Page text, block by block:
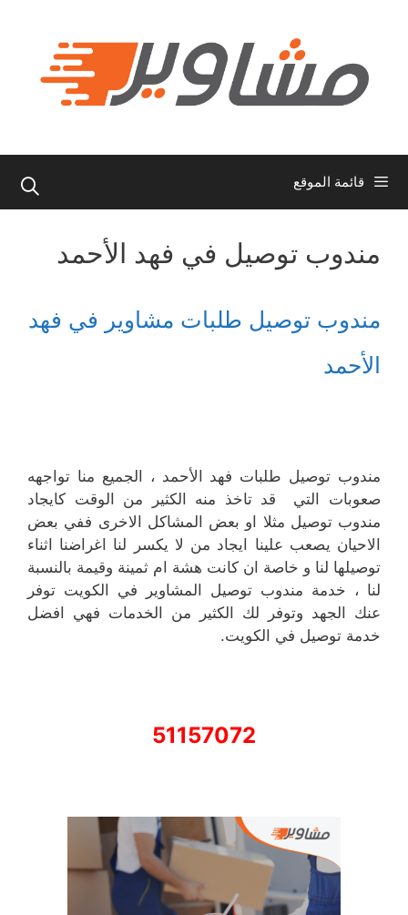
قائمة الموقع
مندوب توصيل في فهد الأحمد
مندوب توصيل طلبات مشاوير في فهد
الأحمد
مندوب توصيل طلبات فهد الأحمد ، الجميع منا تواجهه
صعوبات التي قد تاخذ منه الكثير من الوقت كايجاد
مندوب توصيل مثلا او بعض المشاكل الاخرى ففي بعض
الاحيان يصعب علينا ايجاد من لا يكسر لنا اغراضنا اثناء
توصيلها لنا و خاصة ان كانت هشة ام ثمينة وقيمة بالنسبة
لنا ، خدمة مندوب توصيل المشاوير في الكويت توفر
عنك الجهد وتوفر لك الكثير من الخدمات فهي افضل
خدمة توصيل في الكويت.
51157072